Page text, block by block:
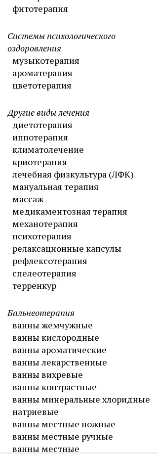
фитотерапия
Системы психологического
оздоровления
музыкотерапия
ароматерапия
цветотерапия
Другие виды лечения
диетотерапия
иппотерапия
климатолечение
криотерапия
лечебная физкультура (ЛФК)
мануальная терапия
массаж
медикаментозная терапия
механотерапия
психотерапия
релаксационные капсулы
рефлексотерапия
спелеотерапия
терренкур
Бальнеотерапия
ванны жемчужные
ванны кислородные
ванны ароматические
ванны лекарственные
ванны вихревые
ванны контрастные
ванны минеральные хлоридные
натриевые
ванны местные ножные
ванны местные ручные
ванны местные